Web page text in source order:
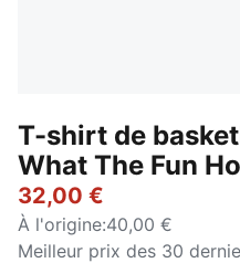
T-shirt de
What The Fun
32,00 €
À l'origine:40,00 €
Meilleur prix des 30